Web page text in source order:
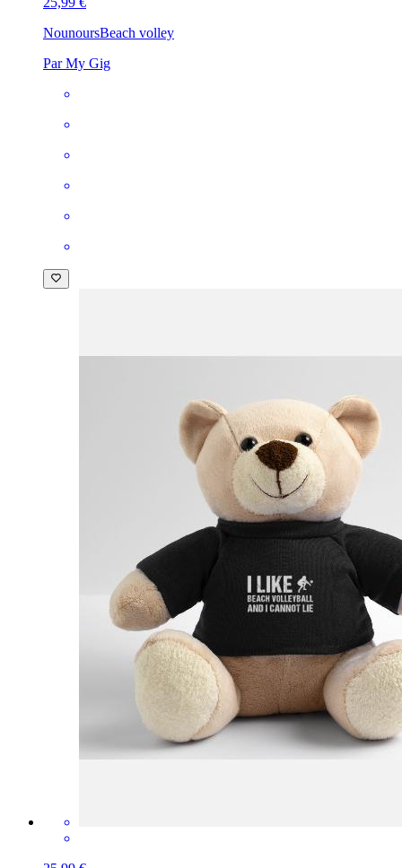
NounoursBeach volley
Par My Gig